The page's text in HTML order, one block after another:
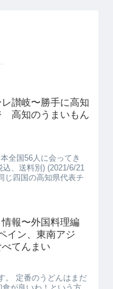
讃岐〜勝手に高知
高知のうまいもん
全国56人に会ってき
、送料別) (2021/6/21
じ四国の高知県代表チ
情報〜外国料理編
イン、東南アジ
てんまい
。 定番のうどんはまだ